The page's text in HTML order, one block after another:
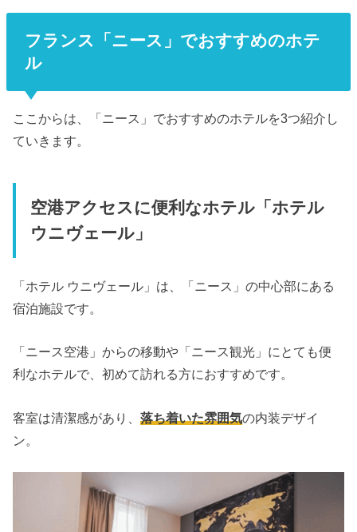
フランス「ニース」でおすすめのホテ
ル
ここからは、「ニース」 でおすすめのホテルを3つ紹介し
ていきます。
空港アクセスに便利なホテル「ホテル
ウニヴェール」
「ホテル ウニヴェール」は、「ニース」の中心部にある
宿泊施設です。
「ニース空港」からの移動や「ニース観光」にとても便
利なホテルで、初めて訪れる方におすすめです。
客室は清潔感があり、落ち着いた雰囲気の内装デザイ
ン。